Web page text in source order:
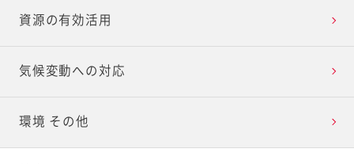
資源の有効活用
気候変動への対応
環境 その他